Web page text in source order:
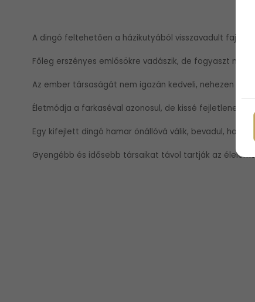
A dingó feltehetően a házikutyából visszavadult faj,
Főleg erszényes emlősökre vadászik, de fogyaszt
Az ember társaságát nem igazán kedveli, nehezen
Életmódja a farkaséval azonosul, de kissé
Egy kifejlett dingó hamar önállóvá válik, bevadul,
Gyengébb és idősebb társaikat távol tartják az